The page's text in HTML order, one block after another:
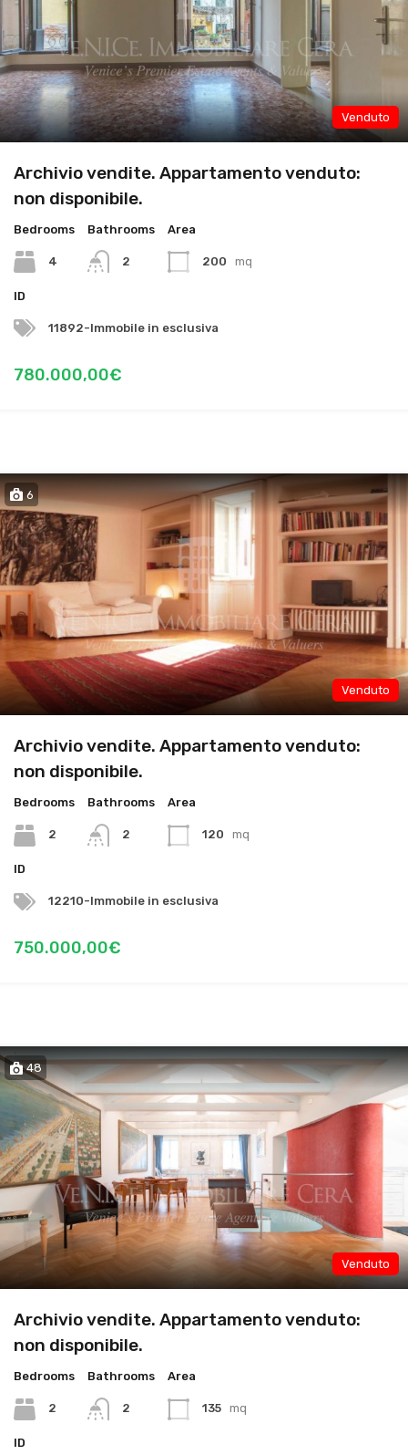
Venduto
Archivio vendite. Appartamento venduto:
non disponibile.
Bedrooms
4
Bathrooms
2
Area
200 mq
ID
11892-Immobile in esclusiva
780.000,00€
6
Venduto
Archivio vendite. Appartamento venduto:
non disponibile.
Bedrooms
2
Bathrooms
2
Area
120 mq
ID
12210-Immobile in esclusiva
750.000,00€
48
Venduto
Archivio vendite. Appartamento venduto:
non disponibile.
Bedrooms
2
Bathrooms
2
Area
135 mq
ID